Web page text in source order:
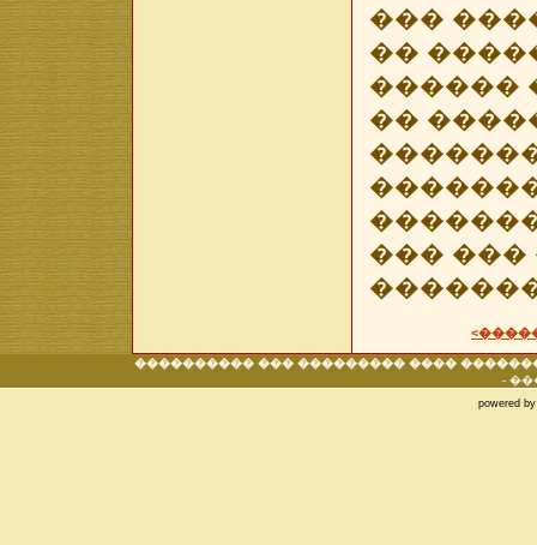
���
��
������
��
���
���������� ��� ��������� ����
-
powered